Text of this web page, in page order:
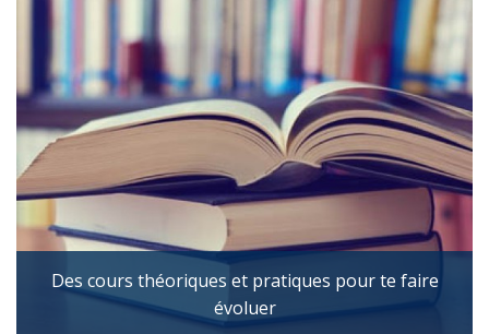
Des cours théoriques et pratiques pour te faire
évoluer